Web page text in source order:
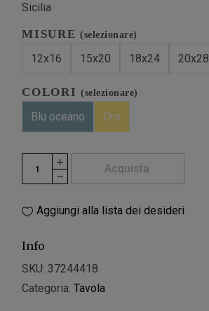
Sicilia
MISURE(selezionare)
12x16 15x20 18x24 20x28
COLORI(selezionare)
Blu oceano Oro
Acquista
Aggiungi alla lista dei desideri
Info
SKU: 37244418
Categoria:Tavola